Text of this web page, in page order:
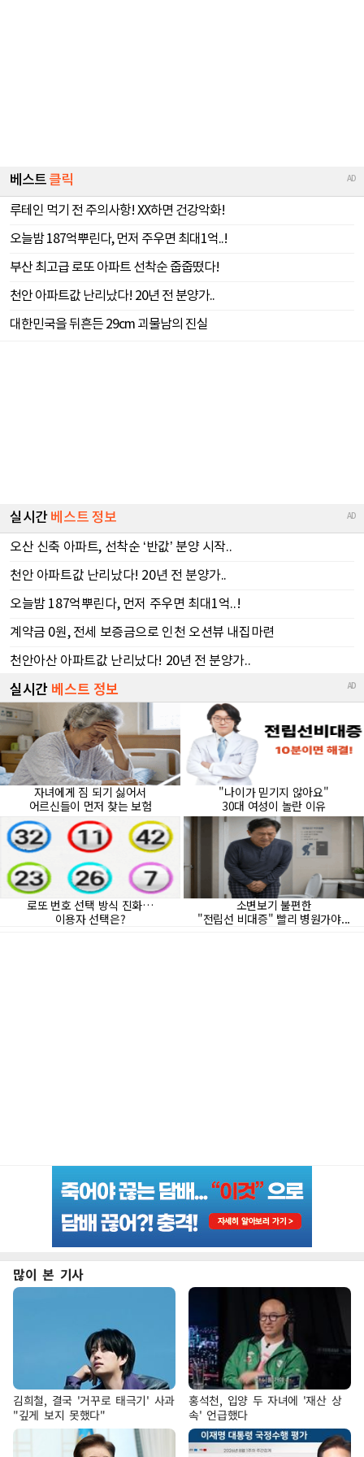
많이 본 기사
김희철, 결국 '거꾸로 태극기' 사과
"깊게 보지 못했다"
홍석천, 입양 두 자녀에 '재산 상
속' 언급했다